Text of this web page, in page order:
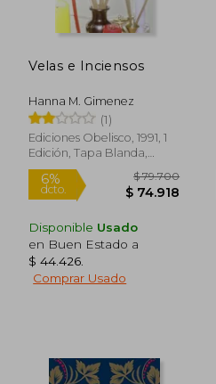
dcto. $ 63.284
Velas e Inciensos
Hanna M. Gimenez
(1)
Ediciones Obelisco, 1991, 1
Edición, Tapa Blanda,
Nuevo
Disponible Usado
en Buen Estado a
$ 44.426
Comprar Usado